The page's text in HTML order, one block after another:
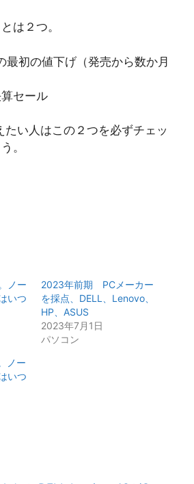
は２つ。
最初の値下げ（発売から数か月
セール
たい人はこの２つを必ずチェッ
。
ノー
いつ
2023年前期 PCメーカー
を採点、DELL、Lenovo、
HP、ASUS
2023年7月1日
パソコン
ノー
いつ